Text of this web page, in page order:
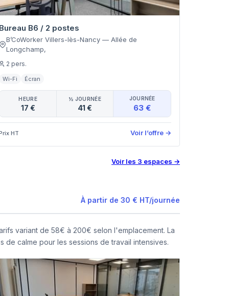
B6 / 2 postes
B’CoWorker Villers-lès-Nancy — Allée de
Longchamp,
2 pers.
Wi-Fi Écran
HEURE
17 €
½ JOURNÉE
41 €
JOURNÉE
63 €
HT Voir l’offre →
Voir les 3 espaces →
À partir de 30 € HT/journée
variant de 58€ à 200€ selon l'emplacement. La
calme pour les sessions de travail intensives.